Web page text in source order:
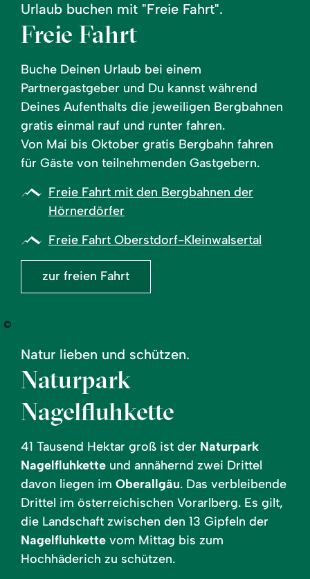
Urlaub buchen mit "Freie Fahrt".
Freie Fahrt
Buche Deinen Urlaub bei einem
Partnergastgeber und Du kannst während
Deines Aufenthalts die jeweiligen Bergbahnen
gratis einmal rauf und runter fahren.
Von Mai bis Oktober gratis Bergbahn fahren
für Gäste von teilnehmenden Gastgebern.
Freie Fahrt mit den Bergbahnen der
Hörnerdörfer
Freie Fahrt Oberstdorf-Kleinwalsertal
zur freien Fahrt
©
Natur lieben und schützen.
Naturpark
Nagelfluhkette
41 Tausend Hektar groß ist der Naturpark
Nagelfluhkette und annähernd zwei Drittel
davon liegen im Oberallgäu. Das verbleibende
Drittel im österreichischen Vorarlberg. Es gilt,
die Landschaft zwischen den 13 Gipfeln der
Nagelfluhkette vom Mittag bis zum
Hochhäderich zu schützen.